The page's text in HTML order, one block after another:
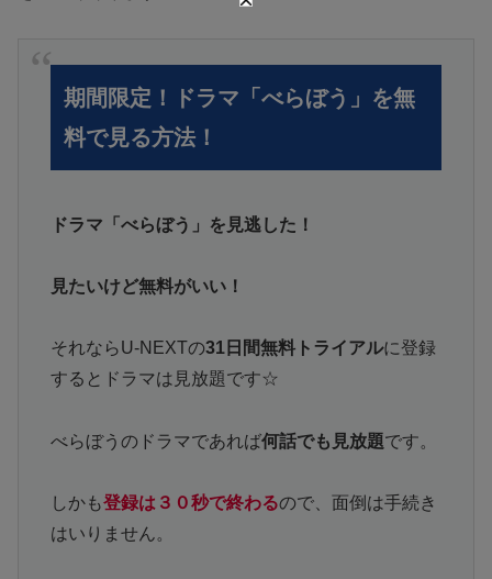
期間限定！ドラマ「べらぼう」を無
料で見る方法！
ドラマ「べらぼう」を見逃した！
見たいけど無料がいい！
それならU-NEXTの31日間無料トライアルに登録
するとドラマは見放題です☆
べらぼうのドラマであれば何話でも見放題です。
しかも登録は３０秒で終わるので、面倒は手続き
はいりません。